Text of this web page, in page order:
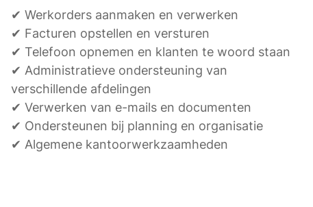
✔ Werkorders aanmaken en verwerken
✔ Facturen opstellen en versturen
✔ Telefoon opnemen en klanten te woord staan
✔ Administratieve ondersteuning van
verschillende afdelingen
✔ Verwerken van e-mails en documenten
✔ Ondersteunen bij planning en organisatie
✔ Algemene kantoorwerkzaamheden